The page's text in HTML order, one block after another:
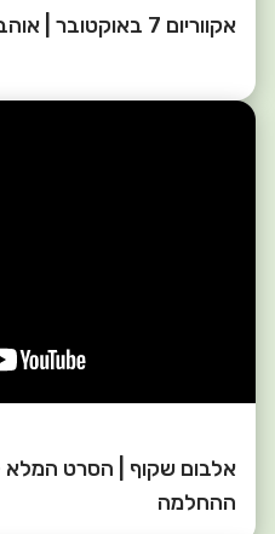
אקווריום 7 באוקטובר | אוהב
אלבום שקוף | הסרט
ההחלמה